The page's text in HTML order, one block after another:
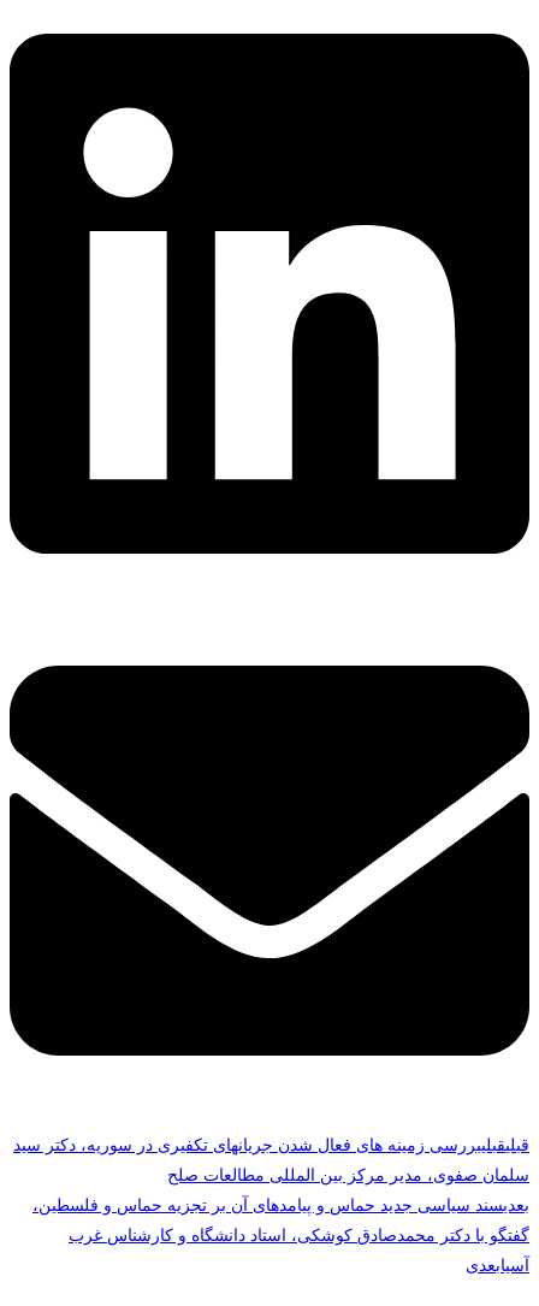
قبلیقبلیبررسی زمینه های فعال شدن جریانهای تکفیری در سوریه، دکتر سید
سلمان صفوی، مدیر مرکز بین المللی مطالعات صلح
بعدیسند سیاسی جدید حماس و پیامدهای آن بر تجزیه حماس و فلسطین،
گفتگو با دکتر محمدصادق کوشکی، استاد دانشگاه و کارشناس غرب
آسیابعدی